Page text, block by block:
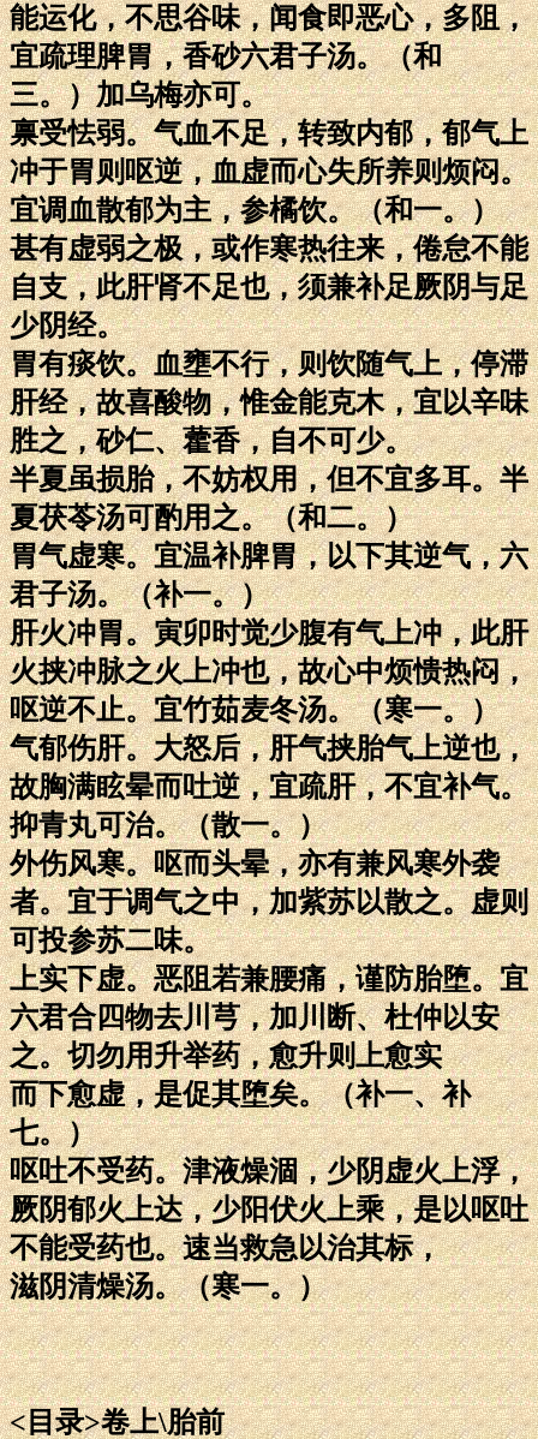
能运化，不思谷味，闻食即恶心，多阻，
宜疏理脾胃，香砂六君子汤。（和
三。）加乌梅亦可。
禀受怯弱。气血不足，转致内郁，郁气上
冲于胃则呕逆，血虚而心失所养则烦闷。
宜调血散郁为主，参橘饮。（和一。）
甚有虚弱之极，或作寒热往来，倦怠不能
自支，此肝肾不足也，须兼补足厥阴与足
少阴经。
胃有痰饮。血壅不行，则饮随气上，停滞
肝经，故喜酸物，惟金能克木，宜以辛味
胜之，砂仁、藿香，自不可少。
半夏虽损胎，不妨权用，但不宜多耳。半
夏茯苓汤可酌用之。（和二。）
胃气虚寒。宜温补脾胃，以下其逆气，六
君子汤。（补一。）
肝火冲胃。寅卯时觉少腹有气上冲，此肝
火挟冲脉之火上冲也，故心中烦愦热闷，
呕逆不止。宜竹茹麦冬汤。（寒一。）
气郁伤肝。大怒后，肝气挟胎气上逆也，
故胸满眩晕而吐逆，宜疏肝，不宜补气。
抑青丸可治。（散一。）
外伤风寒。呕而头晕，亦有兼风寒外袭
者。宜于调气之中，加紫苏以散之。虚则
可投参苏二味。
上实下虚。恶阻若兼腰痛，谨防胎堕。宜
六君合四物去川芎，加川断、杜仲以安
之。切勿用升举药，愈升则上愈实
而下愈虚，是促其堕矣。（补一、补
七。）
呕吐不受药。津液燥涸，少阴虚火上浮，
厥阴郁火上达，少阳伏火上乘，是以呕吐
不能受药也。速当救急以治其标，
滋阴清燥汤。（寒一。）
<目录>卷上\胎前